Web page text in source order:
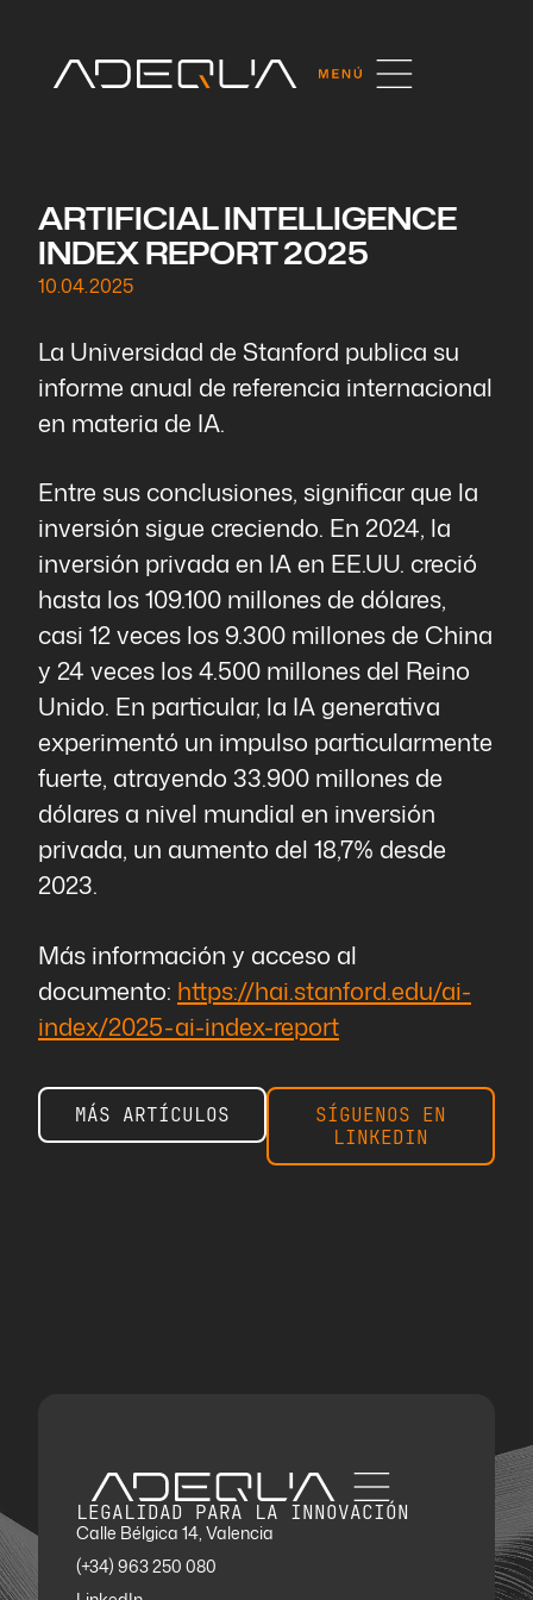
ARTIFICIAL INTELLIGENCE
INDEX REPORT 2025
10.04.2025
La Universidad de Stanford publica su
informe anual de referencia internacional
en materia de IA.
Entre sus conclusiones, significar que la
inversión sigue creciendo. En 2024, la
inversión privada en IA en EE.UU. creció
hasta los 109.100 millones de dólares,
casi 12 veces los 9.300 millones de China
y 24 veces los 4.500 millones del Reino
Unido. En particular, la IA generativa
experimentó un impulso particularmente
fuerte, atrayendo 33.900 millones de
dólares a nivel mundial en inversión
privada, un aumento del 18,7% desde
2023.
Más información y acceso al
documento: https://hai.stanford.edu/ai-
index/2025-ai-index-report
MÁS ARTÍCULOS
SÍGUENOS EN
LINKEDIN
LEGALIDAD PARA LA INNOVACIÓN
Calle Bélgica 14, Valencia
(+34) 963 250 080